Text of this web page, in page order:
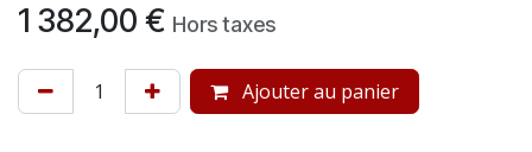
1 382,00 € Hors taxes
Ajouter au panier